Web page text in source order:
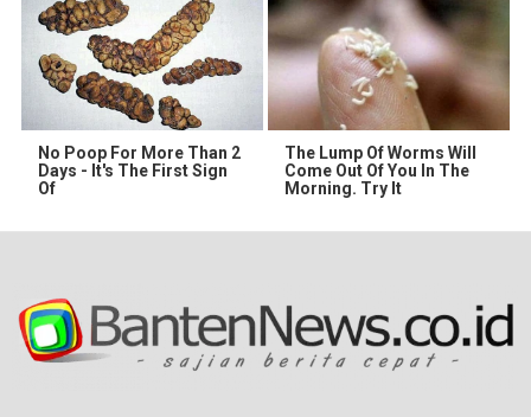
No Poop For More Than 2
Days - It's The First Sign
Of
The Lump Of Worms Will
Come Out Of You In The
Morning. Try It